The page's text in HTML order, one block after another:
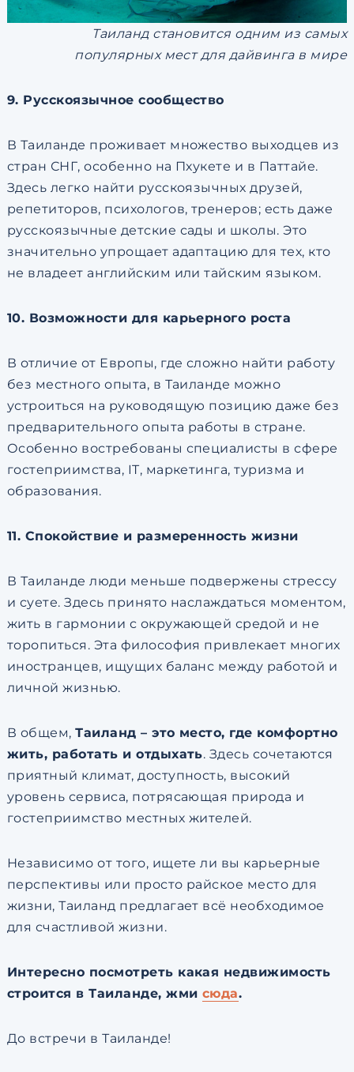
Таиланд становится одним из самых
популярных мест для дайвинга в мире
9. Русскоязычное сообщество
В Таиланде проживает множество выходцев из
стран СНГ, особенно на Пхукете и в Паттайе.
Здесь легко найти русскоязычных друзей,
репетиторов, психологов, тренеров; есть даже
русскоязычные детские сады и школы. Это
значительно упрощает адаптацию для тех, кто
не владеет английским или тайским языком.
10. Возможности для карьерного роста
В отличие от Европы, где сложно найти работу
без местного опыта, в Таиланде можно
устроиться на руководящую позицию даже без
предварительного опыта работы в стране.
Особенно востребованы специалисты в сфере
гостеприимства, IT, маркетинга, туризма и
образования.
11. Спокойствие и размеренность жизни
В Таиланде люди меньше подвержены стрессу
и суете. Здесь принято наслаждаться моментом,
жить в гармонии с окружающей средой и не
торопиться. Эта философия привлекает многих
иностранцев, ищущих баланс между работой и
личной жизнью.
В общем,Таиланд – это место, где комфортно
жить, работать и отдыхать. Здесь сочетаются
приятный климат, доступность, высокий
уровень сервиса, потрясающая природа и
гостеприимство местных жителей.
Независимо от того, ищете ли вы карьерные
перспективы или просто райское место для
жизни, Таиланд предлагает всё необходимое
для счастливой жизни.
Интересно посмотреть какая недвижимость
строится в Таиланде, жми сюда.
До встречи в Таиланде!